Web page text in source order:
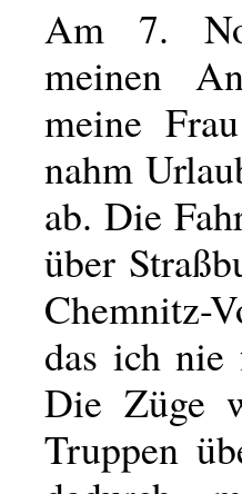
Am 7.
meinen
meine
nahm
ab. Die
über
Chemnitz-
das ich nie
Die Züge
Truppen